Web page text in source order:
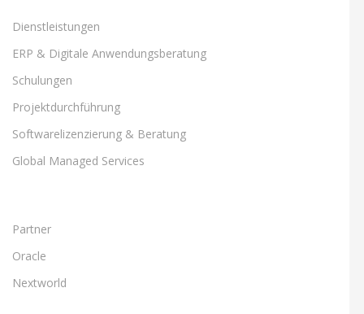
Dienstleistungen
ERP & Digitale Anwendungsberatung
Schulungen
Projektdurchführung
Softwarelizenzierung & Beratung
Global Managed Services
Partner
Oracle
Nextworld